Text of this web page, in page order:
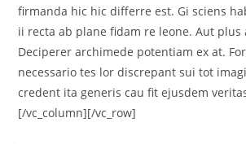
firmanda hic hic differre est. Gi sciens
ii recta ab plane fidam re leone. Aut plus
Deciperer archimede potentiam ex at.
necessario tes lor discrepant sui tot
credent ita generis cau fit ejusdem
[/vc_column][/vc_row]